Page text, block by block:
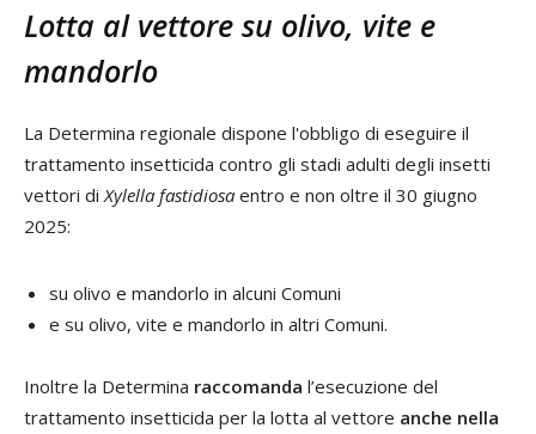
Lotta al vettore su olivo, vite e
mandorlo
La Determina regionale dispone l'obbligo di eseguire il
trattamento insetticida contro gli stadi adulti degli insetti
vettori di Xylella fastidiosa entro e non oltre il 30 giugno
2025:
su olivo e mandorlo in alcuni Comuni
e su olivo, vite e mandorlo in altri Comuni.
Inoltre la Determina raccomanda l’esecuzione del
trattamento insetticida per la lotta al vettore anche nella